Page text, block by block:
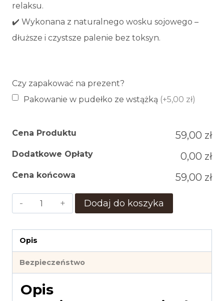
relaksu.
✔️ Wykonana z naturalnego wosku sojowego –
dłuższe i czystsze palenie bez toksyn.
Czy zapakować na prezent?
Pakowanie w pudełko ze wstążką (+5,00 zł)
Cena Produktu 59,00 zł
Dodatkowe Opłaty 0,00 zł
Cena końcowa 59,00 zł
ilość
Dodaj do koszyka
Opis
Bezpieczeństwo
Opis